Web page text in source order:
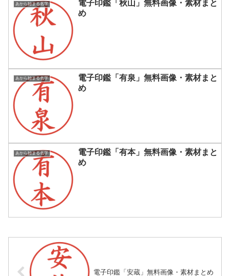
あから始まる名字
電子印鑑「秋山」無料画像・素材まと
め
あから始まる名字
電子印鑑「有泉」無料画像・素材まと
め
あから始まる名字
電子印鑑「有本」無料画像・素材まと
め
電子印鑑「安蔵」無料画像・素材まとめ